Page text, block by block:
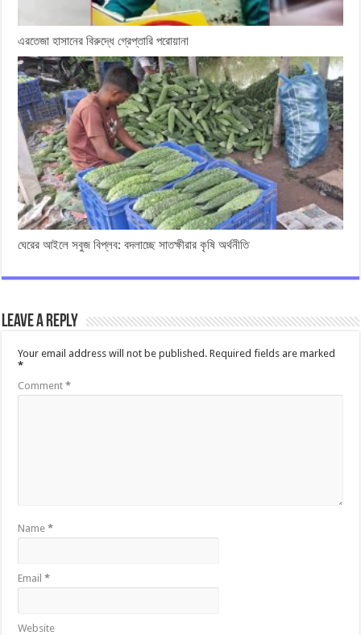
এরতেজা হাসানের বিরুদ্ধে গ্রেপ্তারি পরোয়ানা
ঘেরের আইলে সবুজ বিপ্লব: বদলাচ্ছে সাতক্ষীরার কৃষি অর্থনীতি
Leave a Reply
Your email address will not be published. Required fields are marked
*
Comment*
Name*
Email*
Website